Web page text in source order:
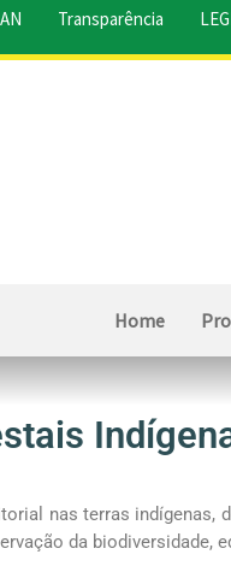
Transparência
Home
nas terras
da